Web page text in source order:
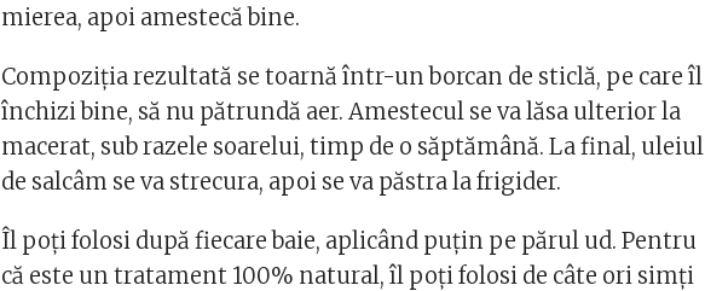
mierea, apoi amestecă bine.
Compoziţia rezultată se toarnă într-un borcan de sticlă, pe care îl
închizi bine, să nu pătrundă aer. Amestecul se va lăsa ulterior la
macerat, sub razele soarelui, timp de o săptămână. La final, uleiul
de salcâm se va strecura, apoi se va păstra la frigider.
Îl poţi folosi după fiecare baie, aplicând puţin pe părul ud. Pentru
că este un tratament 100% natural, îl poţi folosi de câte ori simţi